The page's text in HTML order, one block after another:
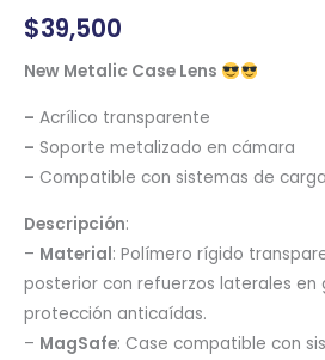
$39,500
New Metalic Case Lens
– Acrílico transparente
– Soporte metalizado en cámara
– Compatible con sistemas de
Descripción:
– Material: Polímero rígido
posterior con refuerzos laterales en
protección anticaídas.
– MagSafe: Case compatible con